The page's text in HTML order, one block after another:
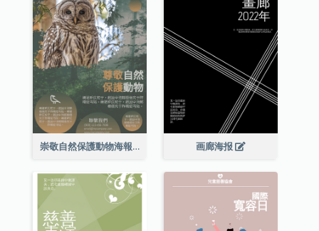
崇敬自然保護動物海報 画廊海报